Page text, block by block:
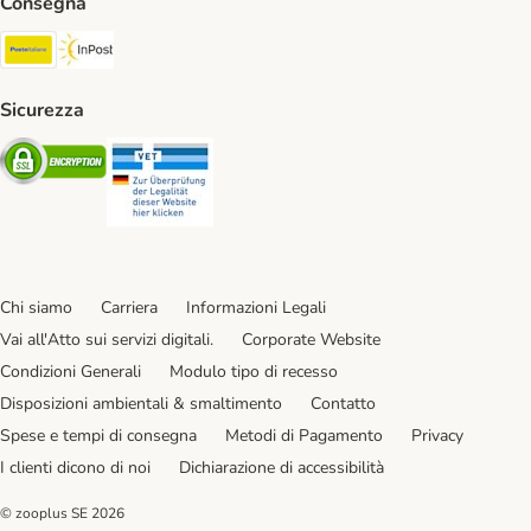
Poste Italiane. Shipping Method
Sicurezza
Security
Chi siamo Carriera
Informazioni Legali
Vai all'Atto sui servizi digitali.
Corporate Website
Condizioni Generali
Modulo tipo di recesso
Disposizioni ambientali & smaltimento
Contatto
Spese e tempi di consegna
Metodi di Pagamento
Privacy
I clienti dicono di noi
Dichiarazione di accessibilità
© zooplus SE 2026